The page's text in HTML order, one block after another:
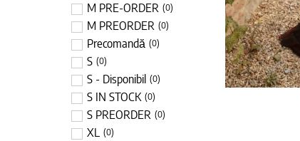
M PRE-ORDER (0)
M PREORDER (0)
Precomandă (0)
S (0)
S - Disponibil (0)
S IN STOCK (0)
S PREORDER (0)
XL (0)